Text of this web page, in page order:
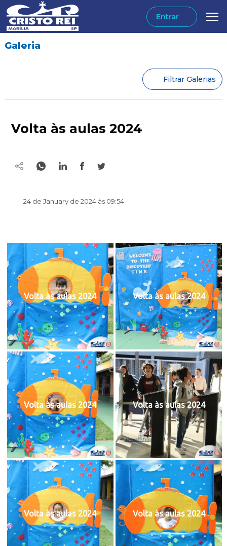
Entrar
Galeria
Filtrar Galerias
Volta às aulas 2024
24 de January de 2024 às 09:54
Volta às aulas 2024 Volta às aulas 2024
Volta às aulas 2024 Volta às aulas 2024
Volta às aulas 2024 Volta às aulas 2024